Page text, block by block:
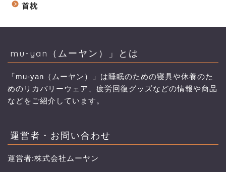
首枕
mu-yan（ムーヤン）」とは
「mu-yan（ムーヤン）」は睡眠のための寝具や休養のた
めのリカバリーウェア、疲労回復グッズなどの情報や商品
などをご紹介しています。
運営者・お問い合わせ
運営者:株式会社ムーヤン